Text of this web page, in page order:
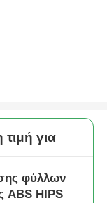
για
φύλλων
ABS HIPS